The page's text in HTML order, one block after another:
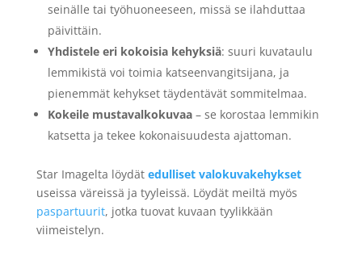
seinälle tai työhuoneeseen, missä se ilahduttaa
päivittäin.
Yhdistele eri kokoisia kehyksiä: suuri kuvataulu
lemmikistä voi toimia katseenvangitsijana, ja
pienemmät kehykset täydentävät sommitelmaa.
Kokeile mustavalkokuvaa– se korostaa lemmikin
katsetta ja tekee kokonaisuudesta ajattoman.
Star Imagelta löydät edulliset valokuvakehykset
useissa väreissä ja tyyleissä. Löydät meiltä myös
paspartuurit, jotka tuovat kuvaan tyylikkään
viimeistelyn.